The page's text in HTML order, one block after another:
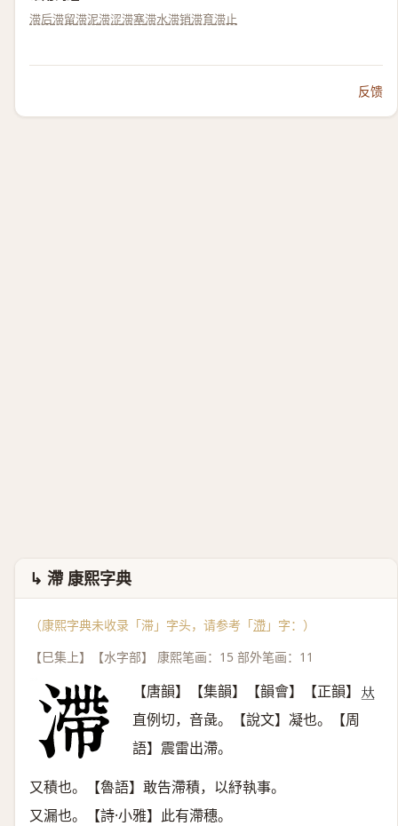
滞后滞留滞泥滞涩滞塞滞水滞销滞育滞止
反馈
↳ 滯 康熙字典
（康熙字典未收录「滞」字头，请参考「滯 」字：）
【巳集上】【水字部】 康熙笔画：15 部外笔画：11
【唐韻】【集韻】【韻會】【正韻】 𠀤
直例切，音彘。【說文】凝也。【周
語】震雷出滯。
又積也。【魯語】敢告滯積，以紓執事。
又漏也。【詩·小雅】此有滯穗。